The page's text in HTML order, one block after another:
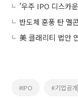
#IPO #기업공개